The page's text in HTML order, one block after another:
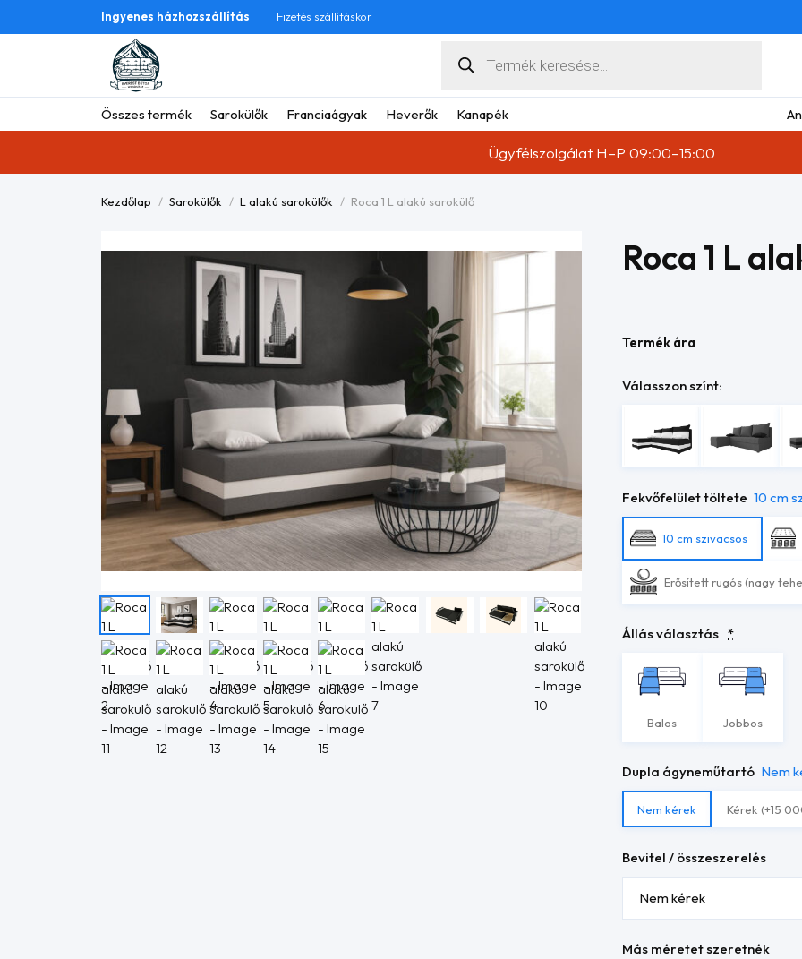
Ingyenes házhozszállítás Fizetés szállításkor
search
Összes termék Sarokülők Franciaágyak Heverők Kanapék
Ügyfélszolgálat H–P 09:00–15:00
Kezdőlap Sarokülők L alakú sarokülők Roca 1 L alakú sarokülő
Roca 1 L
Termék ára
Válasszon színt:
Fekvőfelület töltete 10 cm
10 cm szivacsos
Erősített rugós (nagy
Állás választás *
Balos Jobbos
Dupla ágyneműtartó Nem
Nem kérek Kérek (+15
Bevitel / összeszerelés
Más méretet szeretnék